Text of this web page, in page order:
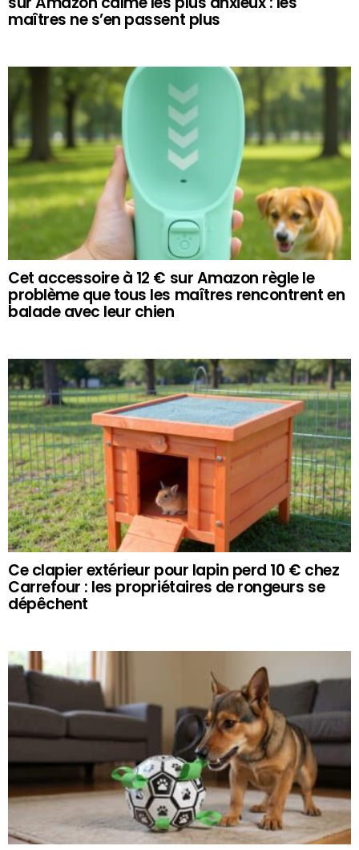
maîtres ne s’en passent plus
Cet accessoire à 12 € sur Amazon règle le
problème que tous les maîtres rencontrent en
balade avec leur chien
Ce clapier extérieur pour lapin perd 10 € chez
Carrefour : les propriétaires de rongeurs se
dépêchent